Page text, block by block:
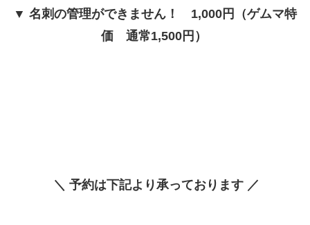
▼ 名刺の管理ができません！ 1,000円（ゲムマ特
価 通常1,500円）
＼ 予約は下記より承っております ／